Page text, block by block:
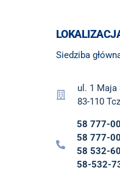
Siedziba
ul. 1 Maja
83-110
58 777-
58 777-
58 532-
58-532-